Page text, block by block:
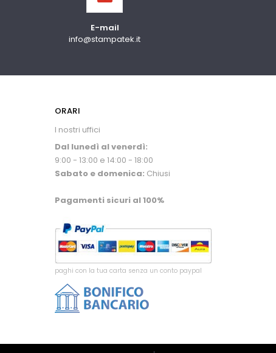
E-mail
info@stampatek.it
ORARI
I nostri uffici
Dal lunedì al venerdì:
9:00 - 13:00 e 14:00 - 18:00
Sabato e domenica: Chiusi
Pagamenti sicuri al 100%
paghi con la tua carta senza un conto paypal